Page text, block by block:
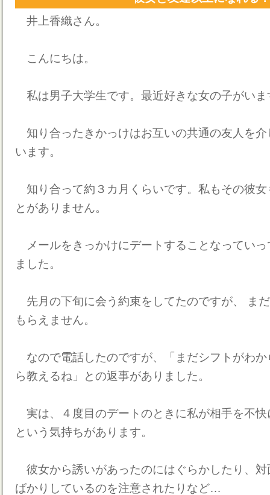
井上香織さん。
こんにちは。
私は男子大学生です。最近好きな女の子がい
知り合ったきかっけはお互いの共通の友人を
います。
知り合って約３カ月くらいです。私もその彼
とがありません。
メールをきっかけにデートすることなってい
ました。
先月の下旬に会う約束をしてたのですが、 ま
もらえません。
なので電話したのですが、「まだシフトがわ
ら教えるね」との返事がありました。
実は、４度目のデートのときに私が相手を不
という気持ちがあります。
彼女から誘いがあったのにはぐらかしたり、
ばかりしているのを注意されたりなど…